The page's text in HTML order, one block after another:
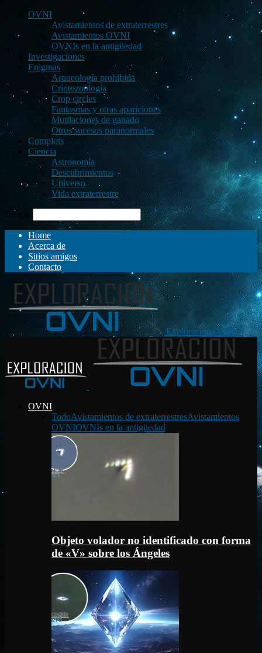
OVNI
Avistamientos de extraterrestres
Avistamientos OVNI
OVNIs en la antigüedad
Investigaciones
Enigmas
Arqueología prohibida
Criptozoología
Crop circles
Fantasmas y otras apariciones
Mutilaciones de ganado
Otros sucesos paranormales
Complots
Ciencia
Astronomía
Descubrimientos
Universo
Vida extraterrestre
Buscar
Home
Acerca de
Sitios amigos
Contacto
Exploración OVNI
OVNI
TodoAvistamientos de extraterrestresAvistamientos
OVNIOVNIs en la antigüedad
Objeto volador no identificado con forma
de «V» sobre los Ángeles